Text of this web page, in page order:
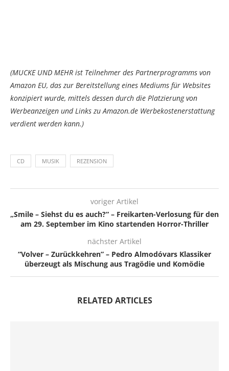
(MUCKE UND MEHR ist Teilnehmer des Partnerprogramms von
Amazon EU, das zur Bereitstellung eines Mediums für Websites
konzipiert wurde, mittels dessen durch die Platzierung von
Werbeanzeigen und Links zu Amazon.de Werbekostenerstattung
verdient werden kann.)
CD MUSIK REZENSION
voriger Artikel
„Smile – Siehst du es auch?“ – Freikarten-Verlosung für den
am 29. September im Kino startenden Horror-Thriller
nächster Artikel
“Volver – Zurückkehren” – Pedro Almodóvars Klassiker
überzeugt als Mischung aus Tragödie und Komödie
RELATED ARTICLES